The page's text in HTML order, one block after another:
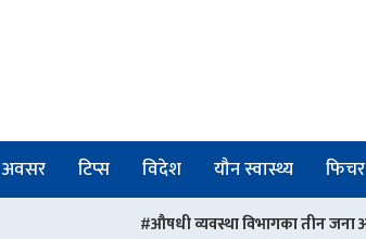
अवसर टिप्स विदेश यौन स्वास्थ्य फिचर
औषधी व्यवस्था विभागका तीन जना अधिकृतको जिम्मेबारी हेरफेर